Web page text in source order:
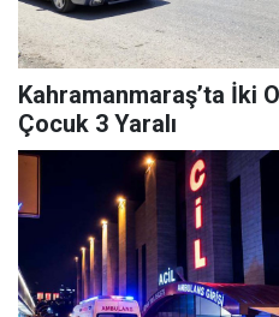
Kahramanmaraş’ta İki
Çocuk 3 Yaralı